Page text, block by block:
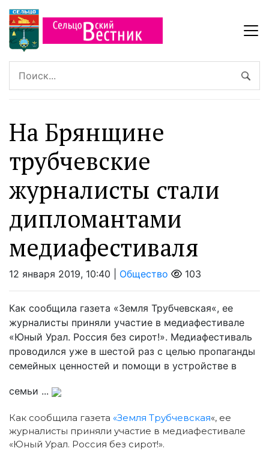
На Брянщине
трубчевские
журналисты стали
дипломантами
медиафестиваля
12 января 2019, 10:40 | Общество 103
Как сообщила газета «Земля Трубчевская«, ее
журналисты приняли участие в медиафестивале
«Юный Урал. Россия без сирот!». Медиафестиваль
проводился уже в шестой раз с целью пропаганды
семейных ценностей и помощи в устройстве в
семьи ...
Как сообщила газета «Земля Трубчевская«, ее
журналисты приняли участие в медиафестивале
«Юный Урал. Россия без сирот!».